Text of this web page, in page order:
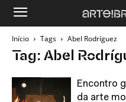
Início Tags Abel Rodríguez
Tag: Abel
Encontro
da arte